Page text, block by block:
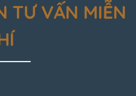
TƯ VẤN MIỄN